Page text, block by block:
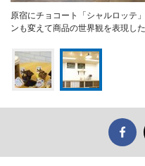
原宿にチョコート「シャルロッテ
ンも変えて商品の世界観を表現した